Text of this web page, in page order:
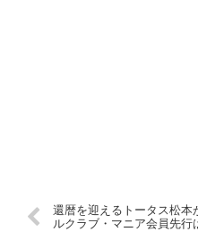
還暦を迎えるトータス松本
ルクラブ・マニア会員先行